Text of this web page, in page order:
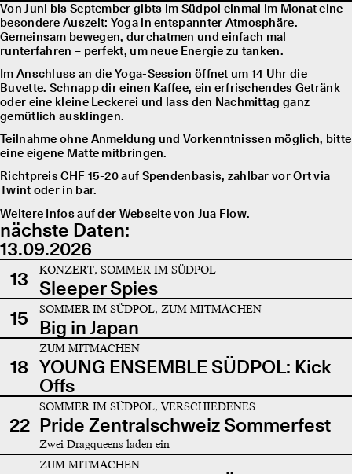
Von Juni bis September gibts im Südpol einmal im Monat eine
besondere Auszeit: Yoga in entspannter Atmosphäre.
Gemeinsam bewegen, durchatmen und einfach mal
runterfahren – perfekt, um neue Energie zu tanken.
Im Anschluss an die Yoga-Session öffnet um 14 Uhr die
Buvette. Schnapp dir einen Kaffee, ein erfrischendes Getränk
oder eine kleine Leckerei und lass den Nachmittag ganz
gemütlich ausklingen.
Teilnahme ohne Anmeldung und Vorkenntnissen möglich, bitte
eine eigene Matte mitbringen.
Richtpreis CHF 15-20 auf Spendenbasis, zahlbar vor Ort via
Twint oder in bar.
Weitere Infos auf der Webseite von Jua Flow.
nächste Daten:
13.09.2026
13
KONZERT, SOMMER IM SÜDPOL
Sleeper Spies
15
SOMMER IM SÜDPOL, ZUM MITMACHEN
Big in Japan
18
ZUM MITMACHEN
YOUNG ENSEMBLE SÜDPOL: Kick
Offs
22
SOMMER IM SÜDPOL, VERSCHIEDENES
Pride Zentralschweiz Sommerfest
Zwei Dragqueens laden ein
ZUM MITMACHEN